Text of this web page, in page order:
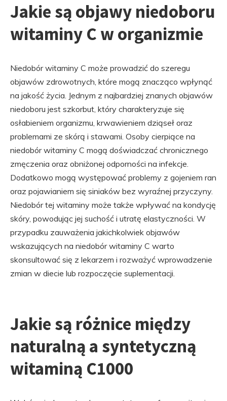
Jakie są objawy niedoboru
witaminy C w organizmie
Niedobór witaminy C może prowadzić do szeregu
objawów zdrowotnych, które mogą znacząco wpłynąć
na jakość życia. Jednym z najbardziej znanych objawów
niedoboru jest szkorbut, który charakteryzuje się
osłabieniem organizmu, krwawieniem dziąseł oraz
problemami ze skórą i stawami. Osoby cierpiące na
niedobór witaminy C mogą doświadczać chronicznego
zmęczenia oraz obniżonej odporności na infekcje.
Dodatkowo mogą występować problemy z gojeniem ran
oraz pojawianiem się siniaków bez wyraźnej przyczyny.
Niedobór tej witaminy może także wpływać na kondycję
skóry, powodując jej suchość i utratę elastyczności. W
przypadku zauważenia jakichkolwiek objawów
wskazujących na niedobór witaminy C warto
skonsultować się z lekarzem i rozważyć wprowadzenie
zmian w diecie lub rozpoczęcie suplementacji.
Jakie są różnice między
naturalną a syntetyczną
witaminą C1000